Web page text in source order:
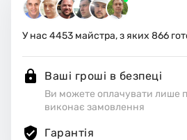
ні матеріали. Виконавці стежать
ь робоче місце.
У нас 4453 майстра, з яких 866
Ваші гроші в безпеці
Ви можете оплачувати лише
виконає замовлення
Гарантія